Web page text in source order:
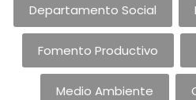
Departamento Social
Fomento Productivo
Medio Ambiente